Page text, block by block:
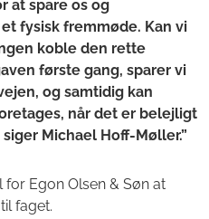
at spare os og
fysisk fremmøde. Kan vi
koble den rette
første gang, sparer vi
og samtidig kan
når det er belejligt
Michael Hoff-Møller.”
Egon Olsen & Søn at
faget.